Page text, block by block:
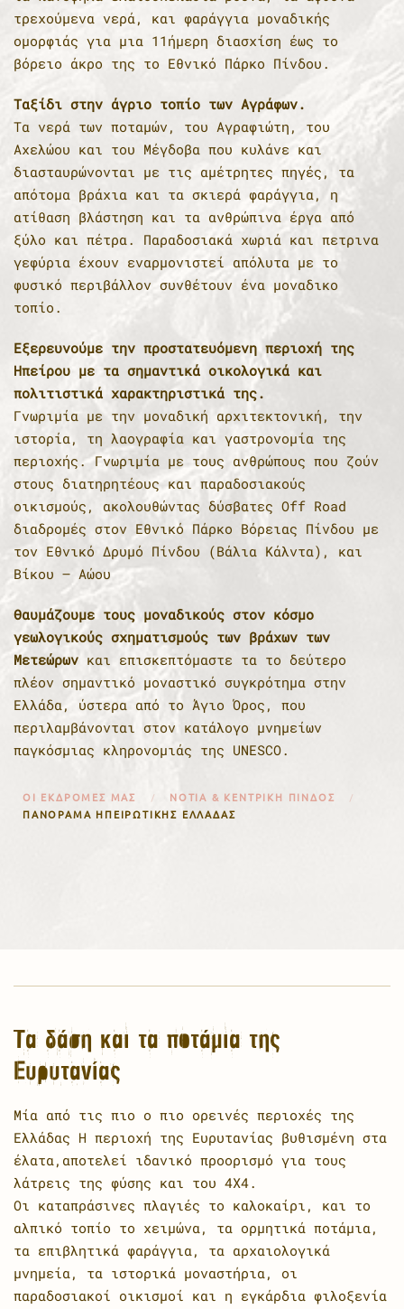
τρεχούμενα νερά, και φαράγγια μοναδικής
ομορφιάς για μια 11ήμερη διασχίση έως το
βόρειο άκρο της το Εθνικό Πάρκο Πίνδου.
Ταξίδι στην άγριο τοπίο των Αγράφων.
Τα νερά των ποταμών, του Αγραφιώτη, του
Αχελώου και του Μέγδοβα που κυλάνε και
διασταυρώνονται με τις αμέτρητες πηγές, τα
απότομα βράχια και τα σκιερά φαράγγια, η
ατίθαση βλάστηση και τα ανθρώπινα έργα από
ξύλο και πέτρα. Παραδοσιακά χωριά και πετρινα
γεφύρια έχουν εναρμονιστεί απόλυτα με το
φυσικό περιβάλλον συνθέτουν ένα μοναδικο
τοπίο.
Εξερευνούμε την προστατευόμενη περιοχή της
Ηπείρου με τα σημαντικά οικολογικά και
πολιτιστικά χαρακτηριστικά της.
Γνωριμία με την μοναδική αρχιτεκτονική, την
ιστορία, τη λαογραφία και γαστρονομία της
περιοχής. Γνωριμία με τους ανθρώπους που ζούν
στους διατηρητέους και παραδοσιακούς
οικισμούς, ακολουθώντας δύσβατες Off Road
διαδρομές στον Εθνικό Πάρκο Βόρειας Πίνδου με
τον Εθνικό Δρυμό Πίνδου (Βάλια Κάλντα), και
Βίκου – Αώου
Θαυμάζουμε τους μοναδικούς στον κόσμο
γεωλογικούς σχηματισμούς των βράχων των
Μετεώρων και επισκεπτόμαστε τα το δεύτερο
πλέον σημαντικό μοναστικό συγκρότημα στην
Ελλάδα, ύστερα από το Άγιο Όρος, που
περιλαμβάνονται στον κατάλογο μνημείων
παγκόσμιας κληρονομιάς της UNESCO.
ΟΙ ΕΚΔΡΟΜΈΣ ΜΑΣ
ΝΌΤΙΑ & ΚΕΝΤΡΙΚΉ ΠΊΝΔΟΣ
ΠΑΝΌΡΑΜΑ ΗΠΕΙΡΩΤΙΚΉΣ ΕΛΛΆΔΑΣ
Τα δάση και τα ποτάμια της
Ευρυτανίας
Μία από τις πιο ο πιο ορεινές περιοχές της
Ελλάδας Η περιοχή της Ευρυτανίας βυθισμένη στα
έλατα,αποτελεί ιδανικό προορισμό για τους
λάτρεις της φύσης και του 4Χ4.
Οι καταπράσινες πλαγιές το καλοκαίρι, και το
αλπικό τοπίο το χειμώνα, τα ορμητικά ποτάμια,
τα επιβλητικά φαράγγια, τα αρχαιολογικά
μνημεία, τα ιστορικά μοναστήρια, οι
παραδοσιακοί οικισμοί και η εγκάρδια φιλοξενία